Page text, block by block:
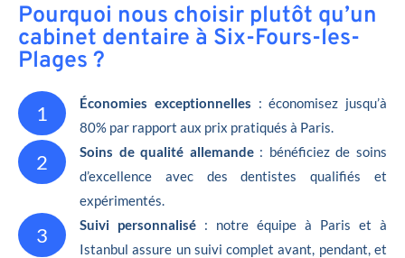
Pourquoi nous choisir plutôt qu’un
cabinet dentaire à Six-Fours-les-
Plages ?
1 Économies exceptionnelles : économisez jusqu’à
80% par rapport aux prix pratiqués à Paris.
2 Soins de qualité allemande: bénéficiez de soins
d’excellence avec des dentistes qualifiés et
expérimentés.
3 Suivi personnalisé : notre équipe à Paris et à
Istanbul assure un suivi complet avant, pendant, et